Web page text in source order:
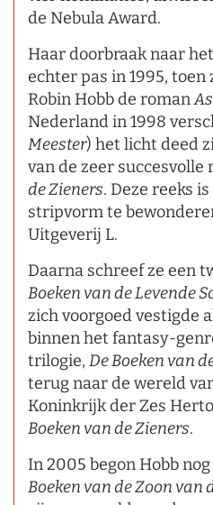
de Nebula Award.
Haar doorbraak naar
echter pas in 1995, toen
Robin Hobb de roman
Nederland in 1998
Meester) het licht deed
van de zeer succesvolle
de Zieners. Deze reeks
stripvorm te
Uitgeverij L.
Daarna schreef ze een
Boeken van de Levende
zich voorgoed vestigde
binnen het fantasy-
trilogie, De Boeken van
terug naar de wereld
Koninkrijk der Zes
Boeken van de Zieners.
In 2005 begon Hobb
Boeken van de Zoon van